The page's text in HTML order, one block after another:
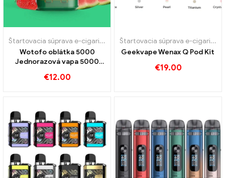
Štartovacia súprava e-cigariet
Jednorazové e-cigarety
Wotofo oblátka 5000
Jednorazová vapa 5000
€12.00
Štartovacia súprava e-cigariet
Geekvape Wenax Q Pod Kit
€19.00